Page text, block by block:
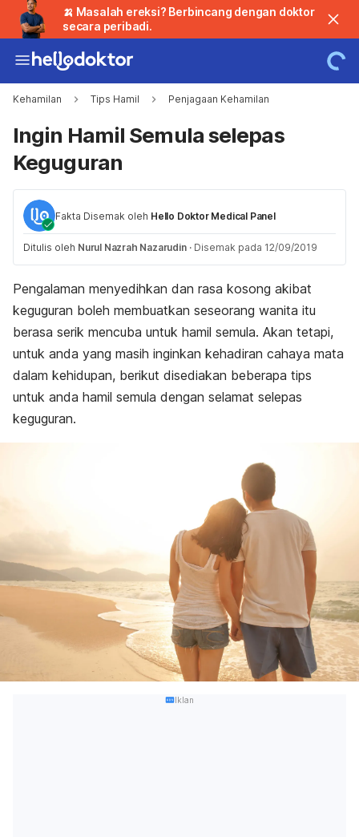
🍌 Masalah ereksi? Berbincang dengan doktor
secara peribadi.
Kehamilan Tips Hamil Penjagaan Kehamilan
Ingin Hamil Semula selepas
Keguguran
Fakta Disemak oleh Hello Doktor Medical Panel
Ditulis oleh Nurul Nazrah Nazarudin · Disemak pada 12/09/2019
Pengalaman menyedihkan dan rasa kosong akibat
keguguran boleh membuatkan seseorang wanita itu
berasa serik mencuba untuk hamil semula. Akan tetapi,
untuk anda yang masih inginkan kehadiran cahaya mata
dalam kehidupan, berikut disediakan beberapa tips
untuk anda hamil semula dengan selamat selepas
keguguran.
Iklan